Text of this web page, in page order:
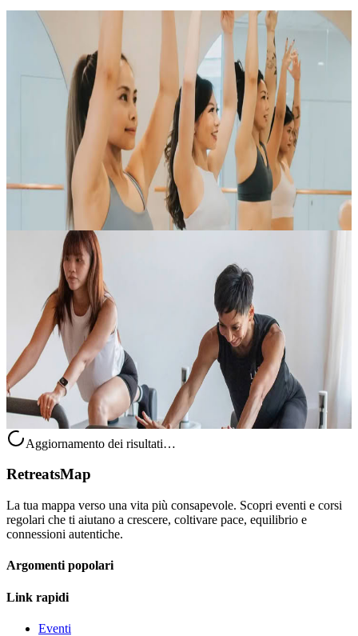
LabX Signature
Costruisci basi solide con un approccio più lento e intenzionale al
lavoro di forza. LabX Signature è la classe di Livello 1 del metodo
LabX e introduce all’uso completo della macchina con un’attenzio...
Su richiesta
Contatta l'organizzatore per le date disponibili
Singapore, Singapore
Laboratorio di Stretching
Una pratica equilibrata pensata per farti uscire dalla lezione con una
sensazione di apertura, sollievo e profondo benessere. Lo stretching
sostiene la mente e aiuta il corpo a ritrovare uno stato di....
Su richiesta
Singapore, Singapore
Aggiornamento dei risultati…
RetreatsMap
La tua mappa verso una vita più consapevole. Scopri eventi e corsi
regolari che ti aiutano a crescere, coltivare pace, equilibrio e
connessioni autentiche.
Argomenti popolari
Link rapidi
Eventi